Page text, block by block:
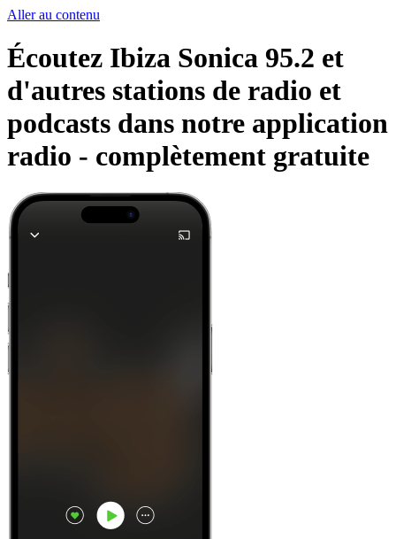
Aller au contenu
Écoutez Ibiza Sonica 95.2 et
d'autres stations de radio et
podcasts dans notre application
radio - complètement gratuite